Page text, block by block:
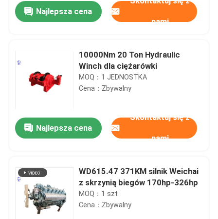
Najlepsza cena
nami
10000Nm 20 Ton Hydraulic
Winch dla ciężarówki
MOQ：1 JEDNOSTKA
Cena：Zbywalny
Najlepsza cena
Skontaktuj się z
nami
WD615.47 371KM silnik Weichai
z skrzynią biegów 170hp-326hp
MOQ：1 szt
Cena：Zbywalny